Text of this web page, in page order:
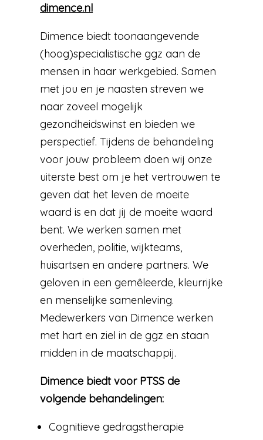
dimence.nl
Dimence biedt toonaangevende
(hoog)specialistische ggz aan de
mensen in haar werkgebied. Samen
met jou en je naasten streven we
naar zoveel mogelijk
gezondheidswinst en bieden we
perspectief. Tijdens de behandeling
voor jouw probleem doen wij onze
uiterste best om je het vertrouwen te
geven dat het leven de moeite
waard is en dat jij de moeite waard
bent. We werken samen met
overheden, politie, wijkteams,
huisartsen en andere partners. We
geloven in een gemêleerde, kleurrijke
en menselijke samenleving.
Medewerkers van Dimence werken
met hart en ziel in de ggz en staan
midden in de maatschappij.
Dimence biedt voor PTSS de
volgende behandelingen:
Cognitieve gedragstherapie